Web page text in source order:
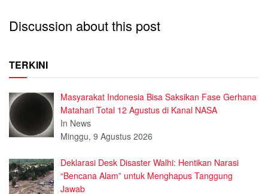
Discussion about this post
TERKINI
Masyarakat Indonesia Bisa Saksikan Fase Gerhana
Matahari Total 12 Agustus di Kanal NASA
In News
Minggu, 9 Agustus 2026
Deklarasi Desk Disaster Walhi: Hentikan Narasi
“Bencana Alam” untuk Menghapus Tanggung
Jawab